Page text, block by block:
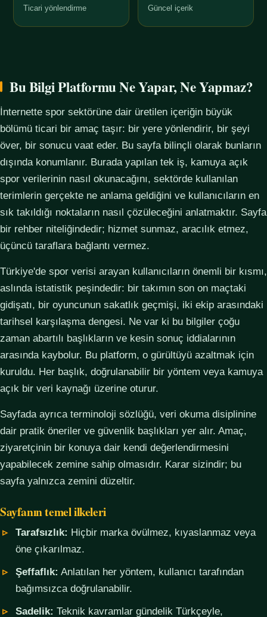
Ticari yönlendirme Güncel içerik
Bu Bilgi Platformu Ne Yapar, Ne Yapmaz?
İnternette spor sektörüne dair üretilen içeriğin büyük
bölümü ticari bir amaç taşır: bir yere yönlendirir, bir şeyi
över, bir sonucu vaat eder. Bu sayfa bilinçli olarak bunların
dışında konumlanır. Burada yapılan tek iş, kamuya açık
spor verilerinin nasıl okunacağını, sektörde kullanılan
terimlerin gerçekte ne anlama geldiğini ve kullanıcıların en
sık takıldığı noktaların nasıl çözüleceğini anlatmaktır. Sayfa
bir rehber niteliğindedir; hizmet sunmaz, aracılık etmez,
üçüncü taraflara bağlantı vermez.
Türkiye'de spor verisi arayan kullanıcıların önemli bir kısmı,
aslında istatistik peşindedir: bir takımın son on maçtaki
gidişatı, bir oyuncunun sakatlık geçmişi, iki ekip arasındaki
tarihsel karşılaşma dengesi. Ne var ki bu bilgiler çoğu
zaman abartılı başlıkların ve kesin sonuç iddialarının
arasında kaybolur. Bu platform, o gürültüyü azaltmak için
kuruldu. Her başlık, doğrulanabilir bir yöntem veya kamuya
açık bir veri kaynağı üzerine oturur.
Sayfada ayrıca terminoloji sözlüğü, veri okuma disiplinine
dair pratik öneriler ve güvenlik başlıkları yer alır. Amaç,
ziyaretçinin bir konuya dair kendi değerlendirmesini
yapabilecek zemine sahip olmasıdır. Karar sizindir; bu
sayfa yalnızca zemini düzeltir.
Sayfanın temel ilkeleri
Tarafsızlık: Hiçbir marka övülmez, kıyaslanmaz veya
öne çıkarılmaz.
Şeffaflık: Anlatılan her yöntem, kullanıcı tarafından
bağımsızca doğrulanabilir.
Sadelik: Teknik kavramlar gündelik Türkçeyle,